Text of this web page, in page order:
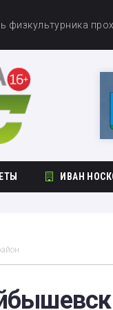
Федорищев
физкультурника
разыграют
ИВАН